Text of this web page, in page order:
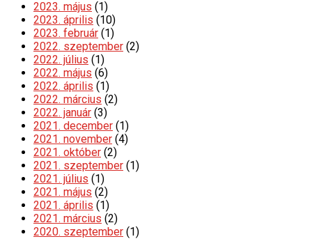
2023. május (1)
2023. április (10)
2023. február (1)
2022. szeptember (2)
2022. július (1)
2022. május (6)
2022. április (1)
2022. március (2)
2022. január (3)
2021. december (1)
2021. november (4)
2021. október (2)
2021. szeptember (1)
2021. július (1)
2021. május (2)
2021. április (1)
2021. március (2)
2020. szeptember (1)